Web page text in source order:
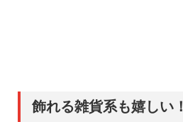
飾れる雑貨系も嬉しい！